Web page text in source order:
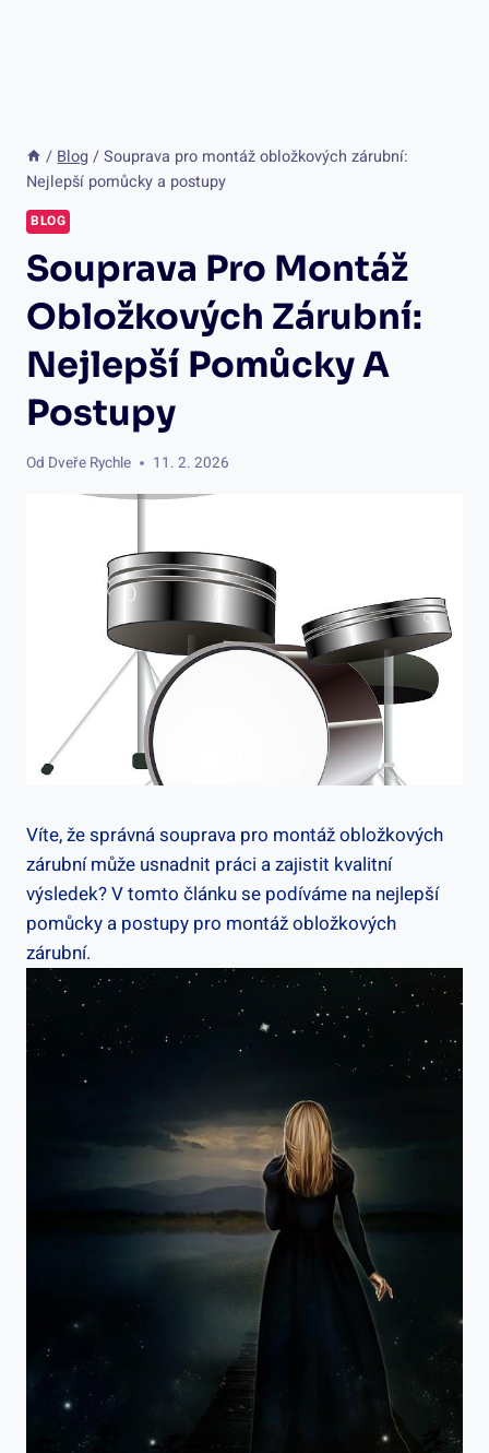
/ Blog / Souprava pro montáž obložkových zárubní:
Nejlepší pomůcky a postupy
BLOG
Souprava Pro Montáž
Obložkových Zárubní:
Nejlepší Pomůcky A
Postupy
Od Dveře Rychle 11. 2. 2026
Víte, že správná souprava pro montáž obložkových
zárubní může usnadnit práci a zajistit kvalitní
výsledek? V tomto článku se podíváme na nejlepší
pomůcky a postupy pro montáž obložkových
zárubní.